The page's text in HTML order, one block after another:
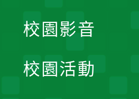
校園影音
校園活動